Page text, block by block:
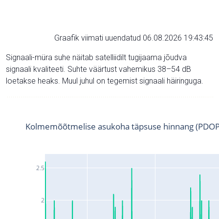
Graafik viimati uuendatud 06.08.2026 19:43:45
Signaali-müra suhe näitab satelliidilt tugijaama jõudva
signaali kvaliteeti. Suhte väärtust vahemikus 38–54 dB
loetakse heaks. Muul juhul on tegemist signaali häiringuga.
2
2.5
Kolmemõõtmelise asukoha täpsuse hinnang